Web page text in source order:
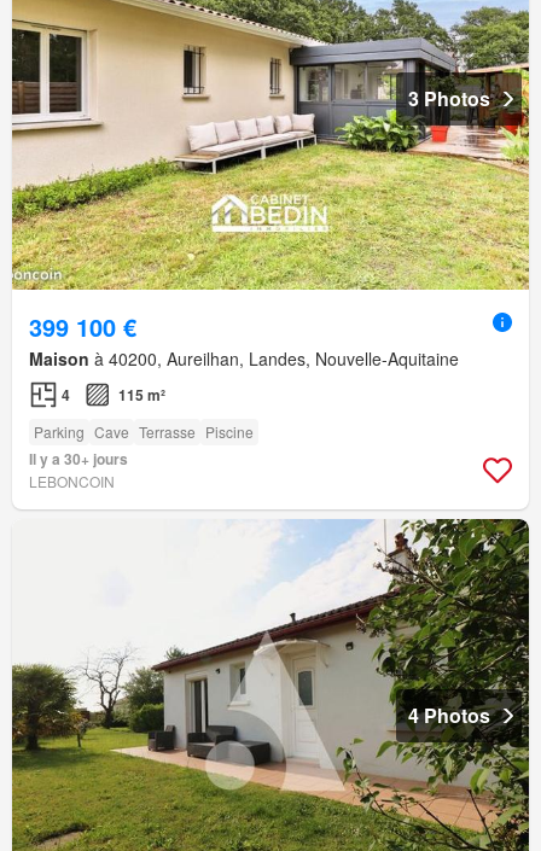
3 Photos
399 100 €
Maison à 40200, Aureilhan, Landes, Nouvelle-Aquitaine
4 115 m²
Parking Cave Terrasse Piscine
Il y a 30+ jours
LEBONCOIN
4 Photos